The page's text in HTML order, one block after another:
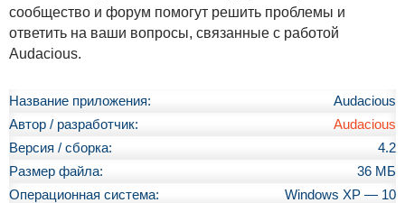
сообщество и форум помогут решить проблемы и
ответить на ваши вопросы, связанные с работой
Audacious.
Название приложения:
Audacious
Автор / разработчик:
Audacious
Версия / сборка:
4.2
Размер файла:
36 МБ
Операционная система:
Windows XP — 10